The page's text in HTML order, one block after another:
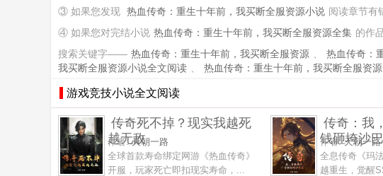
③ 如果您发现 热血传奇：重生十年前，我买断全服资源小说 阅读章节有
④ 如果您对完结小说 热血传奇：重生十年前，我买断全服资源全集 的作
搜索关键字—— 热血传奇：重生十年前，我买断全服资源 、 热血传奇：
我买断全服资源小说全文阅读 、 热血传奇：重生十年前，我买断全服资
游戏竞技小说全文阅读
传奇死不掉？现实我越死
越无敌
作者:天朝一路
全球首款寿命绑定网游《热血传奇》
开服，玩家死亡即扣现实寿命，...
传奇：我
钱砸垮沙
作者:天朝一路
全息传奇《玛
越重生，觉醒